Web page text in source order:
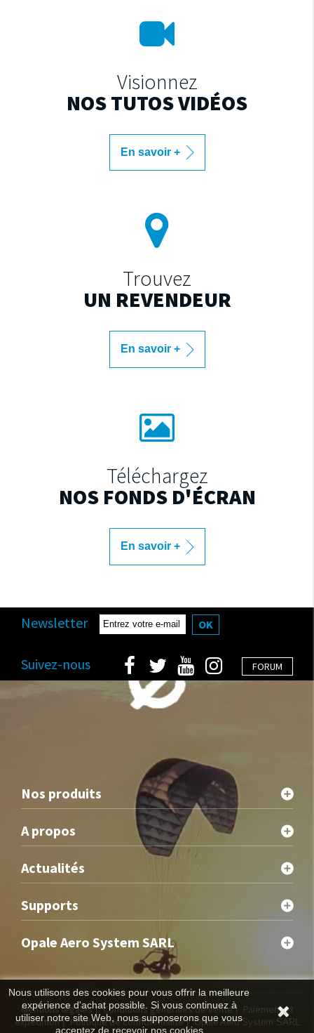
Visionnez
NOS TUTOS VIDÉOS
En savoir +
Trouvez
UN REVENDEUR
En savoir +
Téléchargez
NOS FONDS D'ÉCRAN
En savoir +
Newsletter OK
FORUM
Suivez-nous
Nos produits
A propos
Actualités
Supports
Opale Aero System SARL
Nous utilisons des cookies pour vous offrir la meilleure
expérience d'achat possible. Si vous continuez à
utiliser notre site Web, nous supposerons que vous
acceptez de recevoir nos cookies
Mentions légales|Conditions générales de vente| Paiement et
expédition|Politique de confidentialité| Opale Aero System SARL